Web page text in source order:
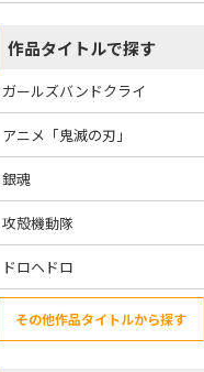
作品タイトルで探す
ガールズバンドクライ
アニメ「鬼滅の刃」
銀魂
攻殻機動隊
ドロヘドロ
その他作品タイトルから探す